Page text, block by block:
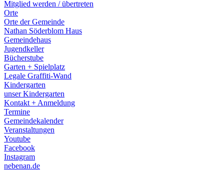
Mitglied werden / übertreten
Orte
Orte der Gemeinde
Nathan Söderblom Haus
Gemeindehaus
Jugendkeller
Bücherstube
Garten + Spielplatz
Legale Graffiti-Wand
Kindergarten
unser Kindergarten
Kontakt + Anmeldung
Termine
Gemeindekalender
Veranstaltungen
Youtube
Facebook
Instagram
nebenan.de